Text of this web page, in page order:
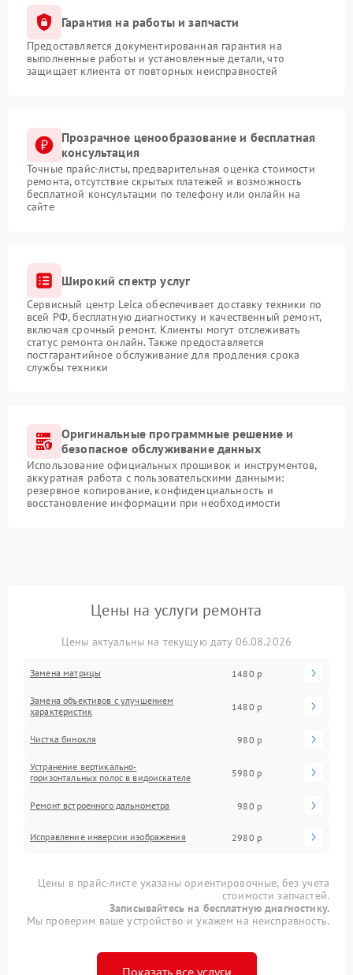
Гарантия на работы и запчасти
Предоставляется документированная гарантия на
выполненные работы и установленные детали, что
защищает клиента от повторных неисправностей
Прозрачное ценообразование и бесплатная
консультация
Точные прайс-листы, предварительная оценка стоимости
ремонта, отсутствие скрытых платежей и возможность
бесплатной консультации по телефону или онлайн на
сайте
Широкий спектр услуг
Сервисный центр Leica обеспечивает доставку техники по
всей РФ, бесплатную диагностику и качественный ремонт,
включая срочный ремонт. Клиенты могут отслеживать
статус ремонта онлайн. Также предоставляется
постгарантийное обслуживание для продления срока
службы техники
Оригинальные программные решение и
безопасное обслуживание данных
Использование официальных прошивок и инструментов,
аккуратная работа с пользовательскими данными:
резервное копирование, конфиденциальность и
восстановление информации при необходимости
Цены на услуги ремонта
Цены актуальны на текущую дату 06.08.2026
Замена матрицы 1480 р
Замена объективов с улучшением
характеристик
1480 р
Чистка бинокля 980 р
Устранение вертикально-
горизонтальных полос в видоискателе
5980 р
Ремонт встроенного дальнометра 980 р
Исправление инверсии изображения 2980 р
Цены в прайс-листе указаны ориентировочные, без учета
стоимости запчастей.
Записывайтесь на бесплатную диагностику.
Мы проверим ваше устройство и укажем на неисправность.
Показать все услуги